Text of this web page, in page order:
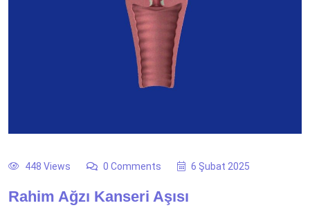
448 Views 0 Comments 6 Şubat 2025
Rahim Ağzı Kanseri Aşısı